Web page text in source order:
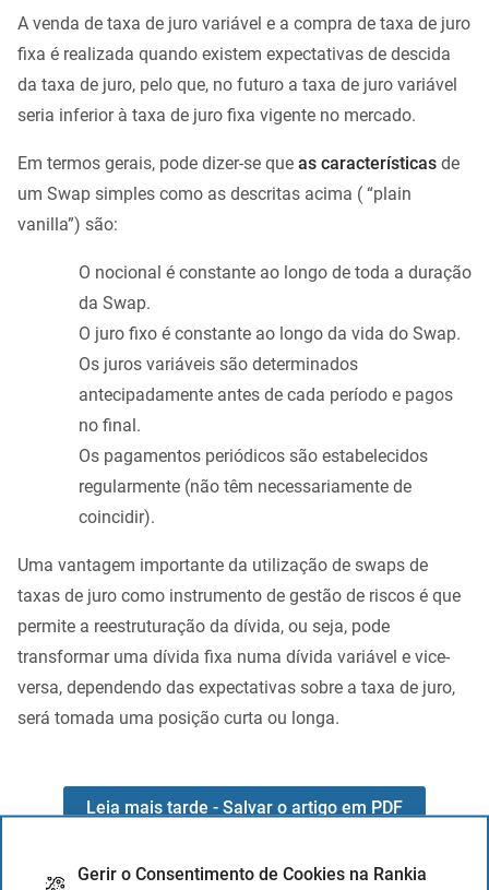
Gerir o Consentimento de Cookies na Rankia
A venda de taxa de juro variável e a compra de taxa de juro
fixa é realizada quando existem expectativas de descida
da taxa de juro, pelo que, no futuro a taxa de juro variável
seria inferior à taxa de juro fixa vigente no mercado.
Em termos gerais, pode dizer-se que as características de
um Swap simples como as descritas acima ( “plain
vanilla”) são:
O nocional é constante ao longo de toda a duração
da Swap.
O juro fixo é constante ao longo da vida do Swap.
Os juros variáveis são determinados
antecipadamente antes de cada período e pagos
no final.
Os pagamentos periódicos são estabelecidos
regularmente (não têm necessariamente de
coincidir).
Uma vantagem importante da utilização de swaps de
taxas de juro como instrumento de gestão de riscos é que
permite a reestruturação da dívida, ou seja, pode
transformar uma dívida fixa numa dívida variável e vice-
versa, dependendo das expectativas sobre a taxa de juro,
será tomada uma posição curta ou longa.
Leia mais tarde - Salvar o artigo em PDF